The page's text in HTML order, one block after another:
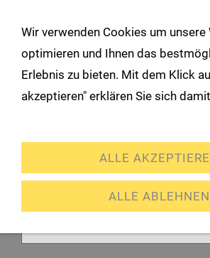
Navigation öffnen
Anmeldung
Bitte melden Sie sich mit Ihrem
E-Mail oder Kundennummer:
Wir verwenden Cookies um unsere
optimieren und Ihnen das
Erlebnis zu bieten. Mit dem Klick
akzeptieren" erklären Sie sich
ALLE
ALLE ABLEHNEN